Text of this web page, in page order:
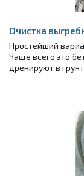
Очистка
Простейший
Чаще всего это
дренируют в